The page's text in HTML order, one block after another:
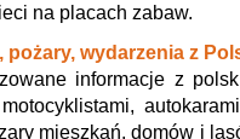
na placach zabaw.
wydarzenia z
informacje z
mieszkań, domów i